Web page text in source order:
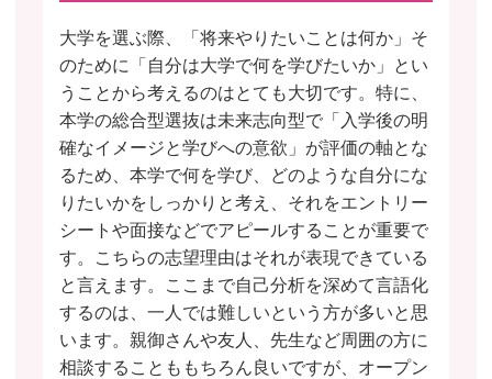
大学を選ぶ際、「将来やりたいことは何か」そ
のために「自分は大学で何を学びたいか」とい
うことから考えるのはとても大切です。特に、
本学の総合型選抜は未来志向型で「入学後の明
確なイメージと学びへの意欲」が評価の軸とな
るため、本学で何を学び、どのような自分にな
りたいかをしっかりと考え、それをエントリー
シートや面接などでアピールすることが重要で
す。こちらの志望理由はそれが表現できている
と言えます。ここまで自己分析を深めて言語化
するのは、一人では難しいという方が多いと思
います。親御さんや友人、先生など周囲の方に
相談することももちろん良いですが、オープン